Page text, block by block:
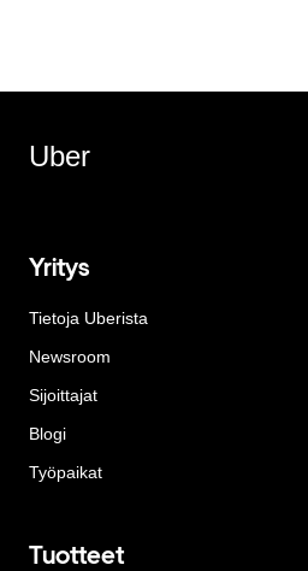
Uber
Yritys
Tietoja Uberista
Newsroom
Sijoittajat
Blogi
Työpaikat
Tuotteet